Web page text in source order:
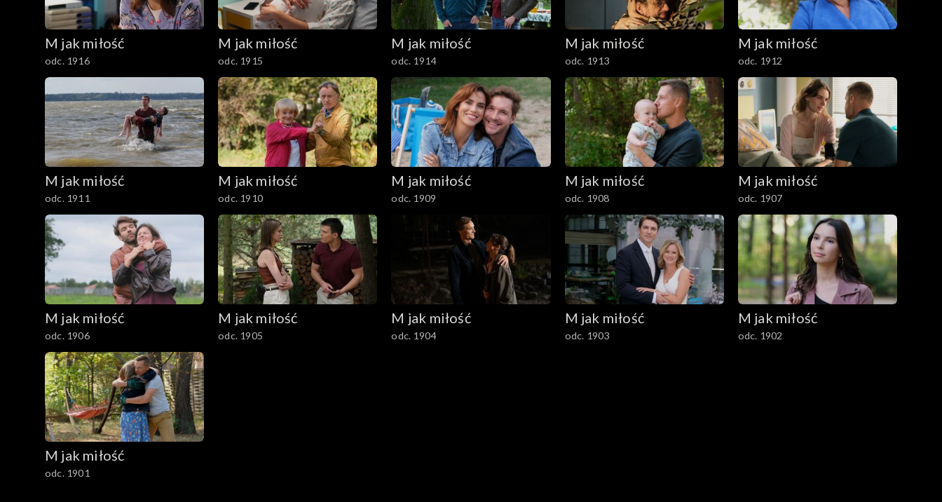
101–200
1–100
M jak miłość
odc. 1916
M jak miłość
odc. 1915
M jak miłość
odc. 1914
M jak miłość
odc. 1913
M jak miłość
odc. 1912
M jak miłość
odc. 1911
M jak miłość
odc. 1910
M jak miłość
odc. 1909
M jak miłość
odc. 1908
M jak miłość
odc. 1907
M jak miłość
odc. 1906
M jak miłość
odc. 1905
M jak miłość
odc. 1904
M jak miłość
odc. 1903
M jak miłość
odc. 1902
M jak miłość
odc. 1901